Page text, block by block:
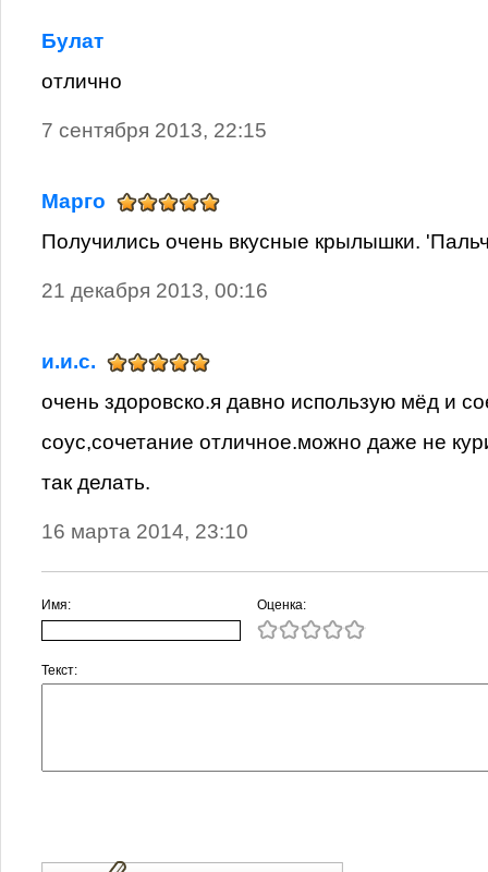
Булат
отлично
7 сентября 2013, 22:15
Марго
Получились очень вкусные крылышки.
21 декабря 2013, 00:16
и.и.с.
очень здоровско.я давно использую мёд и
соус,сочетание отличное.можно даже не
так делать.
16 марта 2014, 23:10
Имя: Оценка:
Текст: